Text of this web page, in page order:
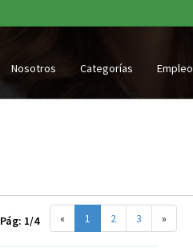
Nosotros Categorías Empleo
« 1 2 3 »
Pág: 1/4